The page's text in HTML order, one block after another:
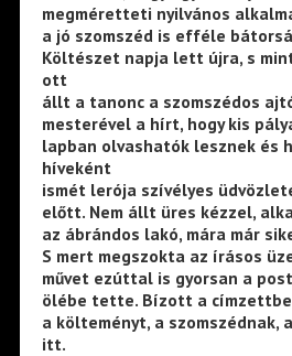
megméretteti nyilvános
a jó szomszéd is efféle
Költészet napja lett újra, s
ott
állt a tanonc a szomszédos
mesterével a hírt, hogy kis
lapban olvashatók lesznek és
híveként
ismét lerója szívélyes
előtt. Nem állt üres kézzel,
az ábrándos lakó, mára már
S mert megszokta az írásos
művet ezúttal is gyorsan a
ölébe tette. Bízott a
a költeményt, a szomszédnak,
itt.